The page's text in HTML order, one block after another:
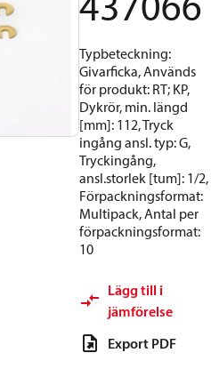
Typbeteckning:
Givarficka, Används
för produkt: RT; KP,
Dykrör, min. längd
[mm]: 112, Tryck
ingång ansl. typ: G,
Tryckingång,
ansl.storlek [tum]: 1/2,
Förpackningsformat:
Multipack, Antal per
förpackningsformat:
10
Lägg till i
jämförelse
Export PDF